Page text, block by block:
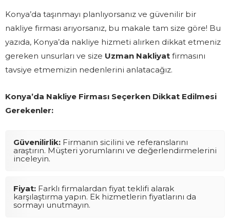
Konya’da taşınmayı planlıyorsanız ve güvenilir bir
nakliye firması arıyorsanız, bu makale tam size göre! Bu
yazıda, Konya’da nakliye hizmeti alırken dikkat etmeniz
gereken unsurları ve size Uzman Nakliyat firmasını
tavsiye etmemizin nedenlerini anlatacağız.
Konya’da Nakliye Firması Seçerken Dikkat Edilmesi
Gerekenler:
Güvenilirlik: Firmanın sicilini ve referanslarını
araştırın. Müşteri yorumlarını ve değerlendirmelerini
inceleyin.
Fiyat: Farklı firmalardan fiyat teklifi alarak
karşılaştırma yapın. Ek hizmetlerin fiyatlarını da
sormayı unutmayın.